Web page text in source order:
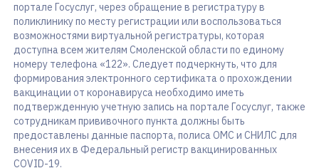
портале Госуслуг, через обращение в регистратуру в
поликлинику по месту регистрации или воспользоваться
возможностями виртуальной регистратуры, которая
доступна всем жителям Смоленской области по единому
номеру телефона «122». Следует подчеркнуть, что для
формирования электронного сертификата о прохождении
вакцинации от коронавируса необходимо иметь
подтвержденную учетную запись на портале Госуслуг, также
сотрудникам прививочного пункта должны быть
предоставлены данные паспорта, полиса ОМС и СНИЛС для
внесения их в Федеральный регистр вакцинированных
COVID-19.